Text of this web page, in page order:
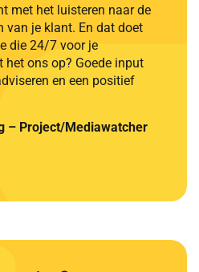
met het luisteren naar de
van je klant. En dat doet
die 24/7 voor je
het ons op? Goede input
en een positief
– Project/Mediawatcher